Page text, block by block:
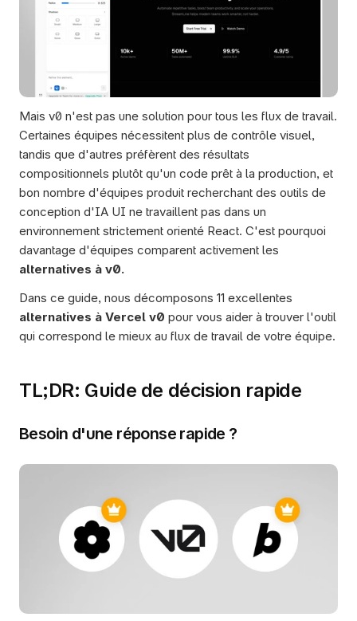
Mais v0 n'est pas une solution pour tous les flux de travail.
Certaines équipes nécessitent plus de contrôle visuel,
tandis que d'autres préfèrent des résultats
compositionnels plutôt qu'un code prêt à la production, et
bon nombre d'équipes produit recherchant des outils de
conception d'IA UI ne travaillent pas dans un
environnement strictement orienté React. C'est pourquoi
alternatives à v0.
alternatives à Vercel v0 pour vous aider à trouver l'outil
qui correspond le mieux au flux de travail de votre équipe.
TL;DR: Guide de décision rapide
Besoin d'une réponse rapide ?